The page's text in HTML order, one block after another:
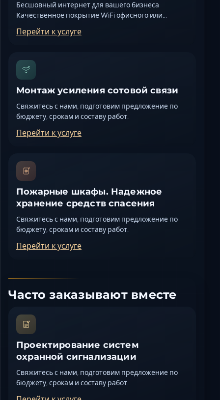
Бесшовный интернет для вашего бизнеса
Качественное покрытие WiFi офисного или…
Перейти к услуге
Монтаж усиления сотовой связи
Свяжитесь с нами, подготовим предложение по
бюджету, срокам и составу работ.
Перейти к услуге
Пожарные шкафы. Надежное
хранение средств спасения
Свяжитесь с нами, подготовим предложение по
бюджету, срокам и составу работ.
Перейти к услуге
Часто заказывают вместе
Проектирование систем
охранной сигнализации
Свяжитесь с нами, подготовим предложение по
бюджету, срокам и составу работ.